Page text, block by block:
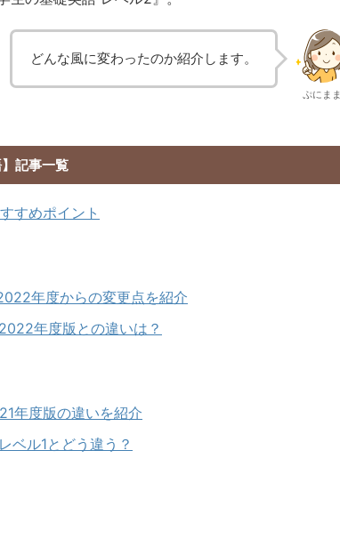
どんな風に変わったのか紹介します。
ぷにまま
】記事一覧
すめポイント
年度からの変更点を紹介
年度版との違いは？
年度版の違いを紹介
ベル1とどう違う？